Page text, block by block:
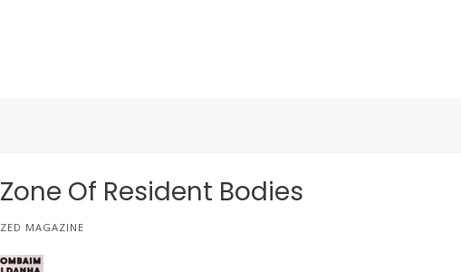
Of Resident Bodies
MAGAZINE